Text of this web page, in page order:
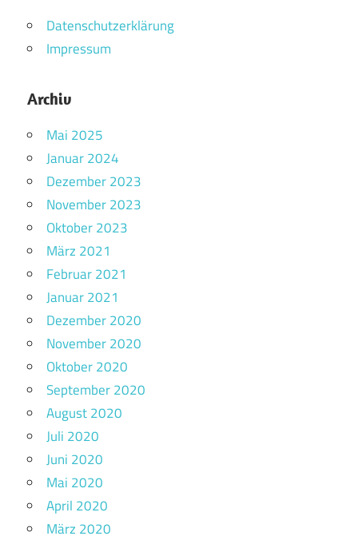
Datenschutzerklärung
Impressum
Archiv
Mai 2025
Januar 2024
Dezember 2023
November 2023
Oktober 2023
März 2021
Februar 2021
Januar 2021
Dezember 2020
November 2020
Oktober 2020
September 2020
August 2020
Juli 2020
Juni 2020
Mai 2020
April 2020
März 2020